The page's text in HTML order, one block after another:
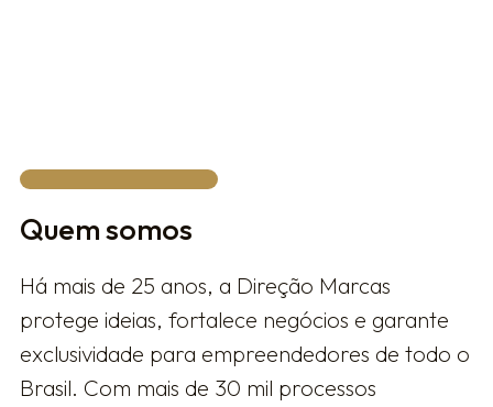
Quem somos
Há mais de 25 anos, a Direção Marcas
protege ideias, fortalece negócios e garante
exclusividade para empreendedores de todo o
Brasil. Com mais de 30 mil processos